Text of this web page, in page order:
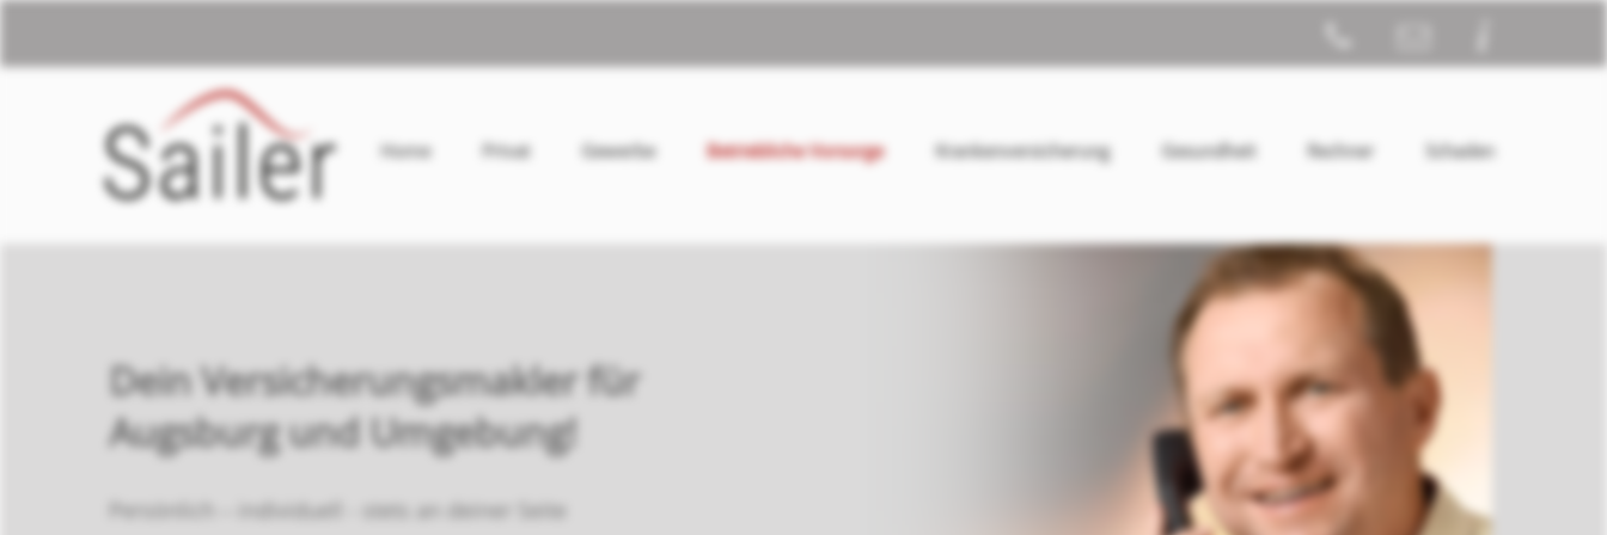
Home Privat Gewerbe Betriebliche Vorsorge Krankenversicherung Gesundheit Rechner Schaden
Dein Versicherungsmakler für
Augsburg und Umgebung!
Persönlich – individuell - stets an deiner Seite